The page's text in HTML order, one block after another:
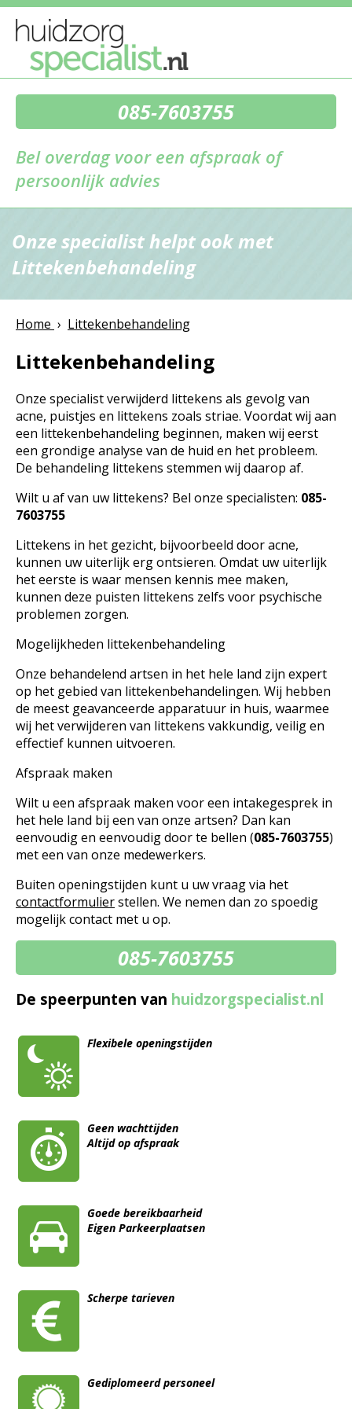
085-7603755
Bel overdag voor een afspraak of
persoonlijk advies
Onze specialist helpt ook met
Littekenbehandeling
Home › Littekenbehandeling
Littekenbehandeling
Onze specialist verwijderd littekens als gevolg van
acne, puistjes en littekens zoals striae. Voordat wij aan
een littekenbehandeling beginnen, maken wij eerst
een grondige analyse van de huid en het probleem.
De behandeling littekens stemmen wij daarop af.
Wilt u af van uw littekens? Bel onze specialisten: 085-
7603755
Littekens in het gezicht, bijvoorbeeld door acne,
kunnen uw uiterlijk erg ontsieren. Omdat uw uiterlijk
het eerste is waar mensen kennis mee maken,
kunnen deze puisten littekens zelfs voor psychische
problemen zorgen.
Mogelijkheden littekenbehandeling
Onze behandelend artsen in het hele land zijn expert
op het gebied van littekenbehandelingen. Wij hebben
de meest geavanceerde apparatuur in huis, waarmee
wij het verwijderen van littekens vakkundig, veilig en
effectief kunnen uitvoeren.
Afspraak maken
Wilt u een afspraak maken voor een intakegesprek in
het hele land bij een van onze artsen? Dan kan
eenvoudig en eenvoudig door te bellen (085-7603755)
met een van onze medewerkers.
Buiten openingstijden kunt u uw vraag via het
contactformulierstellen. We nemen dan zo spoedig
mogelijk contact met u op.
085-7603755
De speerpunten van huidzorgspecialist.nl
Flexibele openingstijden
Geen wachttijden
Altijd op afspraak
Goede bereikbaarheid
Eigen Parkeerplaatsen
Scherpe tarieven
Gediplomeerd personeel